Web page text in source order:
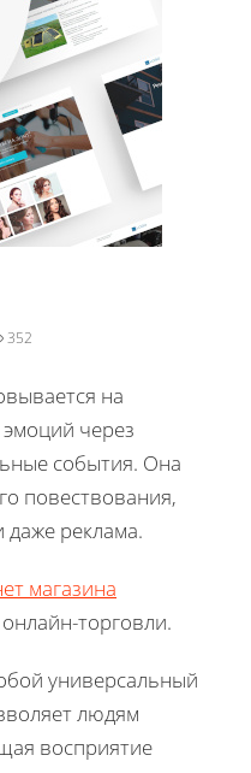
352
на
через
события. Она
повествования,
даже реклама.
магазина
торговли.
универсальный
людям
восприятие